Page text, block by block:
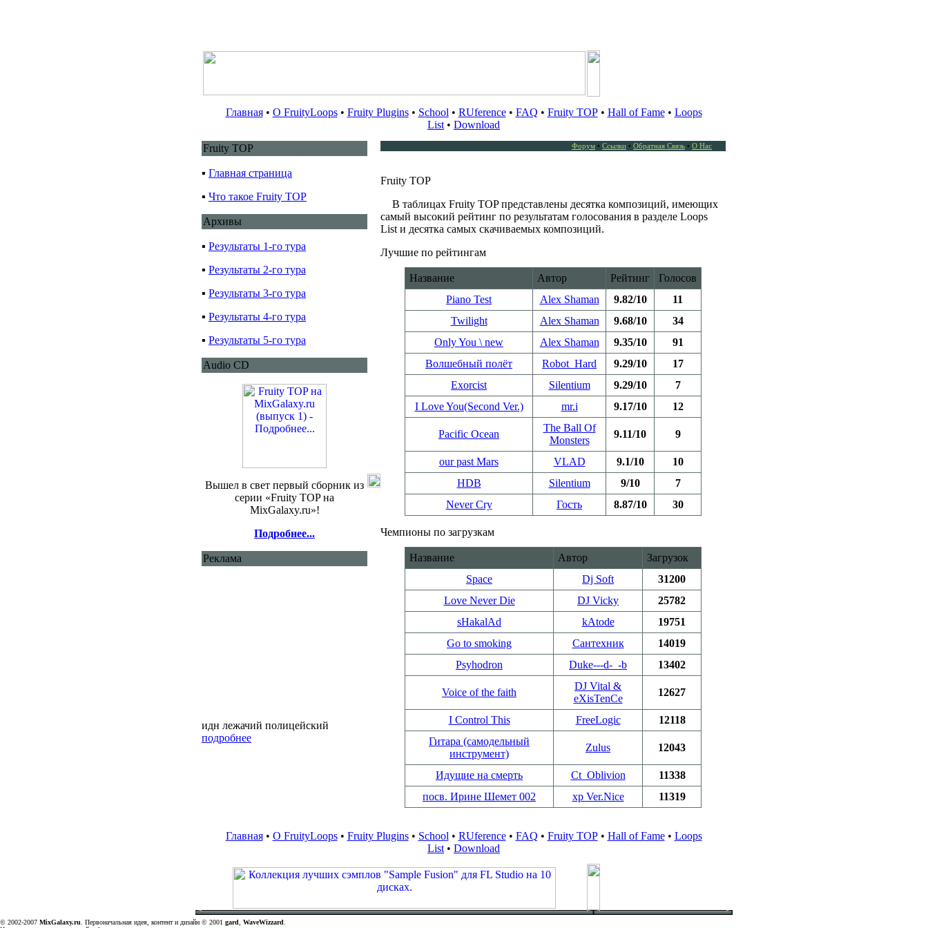
Главная• О FruityLoops• Fruity Plugins• School • RUference• FAQ • Fruity TOP• Hall of Fame• Loops
List • Download
Fruity TOP
▪ Главная страница
▪ Что такое Fruity TOP
Архивы
▪ Результаты 1-го тура
▪ Результаты 2-го тура
▪ Результаты 3-го тура
▪ Результаты 4-го тура
▪ Результаты 5-го тура
Audio CD
Вышел в свет первый сборник из
серии «Fruity TOP на
MixGalaxy.ru»!
Подробнее...
Реклама
идн лежачий полицейский
подробнее
Форум • Ссылки • Обратная Связь • О Нас
Fruity TOP
В таблицах Fruity TOP представлены десятка композиций, имеющих
самый высокий рейтинг по результатам голосования в разделе Loops
List и десятка самых скачиваемых композиций.
Лучшие по рейтингам
Название Автор Рейтинг
Голосов
Piano Test
Alex Shaman 9.82/10
11
Twilight
Alex Shaman 9.68/10
34
Only You \ new
Alex Shaman 9.35/10
91
Волшебный полёт
Robot_Hard 9.29/10
17
Exorcist
Silentium 9.29/10
7
I Love You(Second Ver.)
mr.i 9.17/10 12
Pacific Ocean
The Ball Of
Monsters
9.11/10 9
our past Mars VLAD 9.1/10
10
HDB
Silentium 9/10
7
Never Cry
Гость 8.87/10 30
Чемпионы по загрузкам
Название Автор
Загрузок
Space
Dj Soft
31200
Love Never Die
DJ Vicky
25782
sHakalAd
kAtode
19751
Go to smoking
Сантехник
14019
Psyhodron
Duke---d-_-b 13402
Voice of the faith
DJ Vital &
eXisTenCe
12627
I Control This FreeLogic
12118
Гитара (самодельный
инструмент)
Zulus 12043
Идущие на смерть Ct_Oblivion
11338
посв. Ирине Шемет 002
xp Ver.Nice 11319
Главная• О FruityLoops• Fruity Plugins• School • RUference• FAQ • Fruity TOP• Hall of Fame• Loops
List • Download
© 2002-2007 MixGalaxy.ru . Первоначальная идея, контент и дизайн © 2001 gard WaveWizzard